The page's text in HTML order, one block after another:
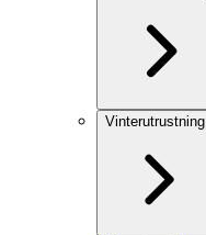
Vinterutrustning